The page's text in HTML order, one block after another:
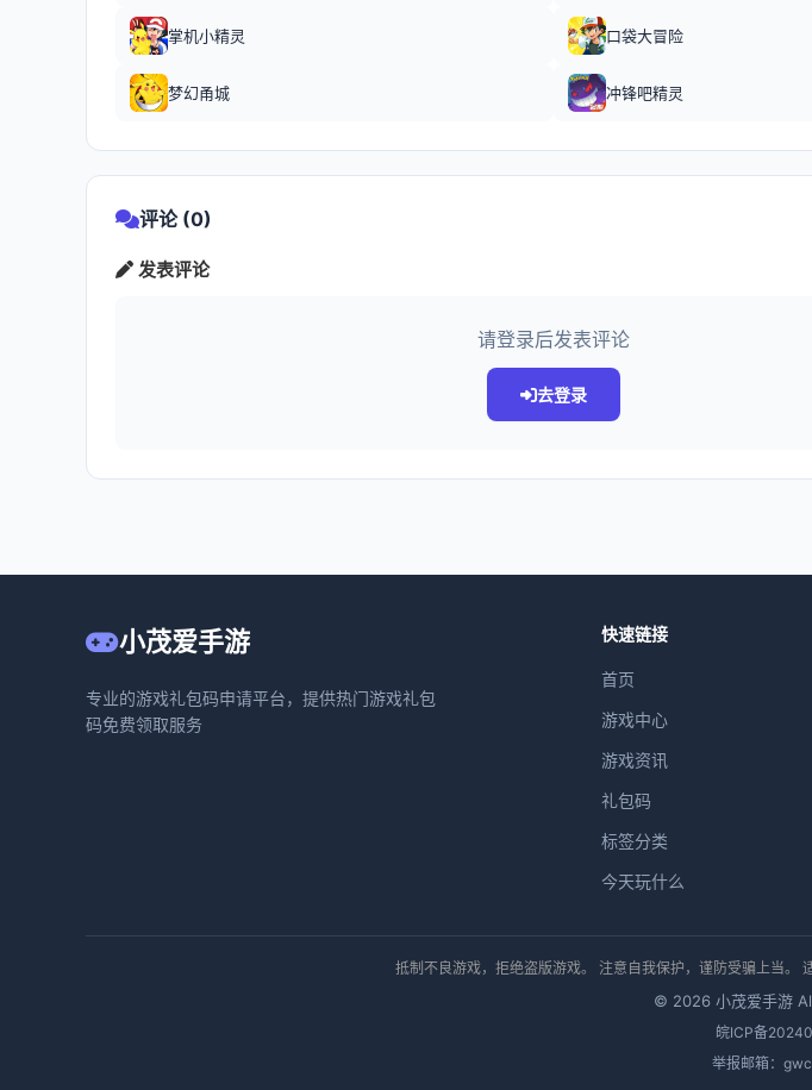
掌机小精灵 口袋大冒险
梦幻甬城 冲锋吧精灵
评论 (0)
发表评论
请登录后发表评论
去登录
小茂爱手游
专业的游戏礼包码申请平台，提供热门游戏礼包
码免费领取服务
快速链接
首页
游戏中心
游戏资讯
礼包码
标签分类
今天玩什么
抵制不良游戏，拒绝盗版游戏。 注意自我保护，谨防受骗上当。
© 2026 小茂爱手游
皖ICP备
举报邮箱：